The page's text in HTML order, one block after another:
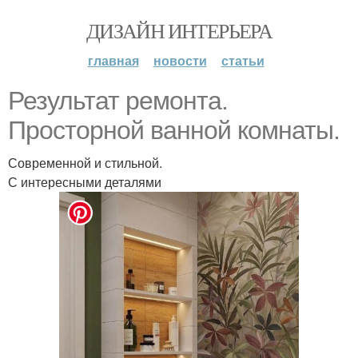
ДИЗАЙН ИНТЕРЬЕРА
главная новости статьи
Результат ремонта.
Просторной ванной комнаты.
Современной и стильной.
С интересными деталями